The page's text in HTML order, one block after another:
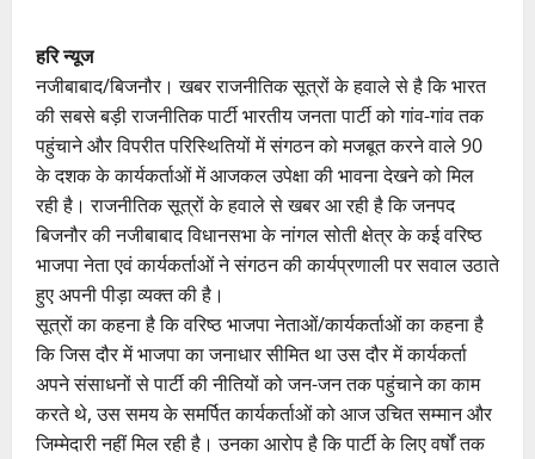
हरि न्यूज
नजीबाबाद/बिजनौर। खबर राजनीतिक सूत्रों के हवाले से है कि भारत
की सबसे बड़ी राजनीतिक पार्टी भारतीय जनता पार्टी को गांव-गांव तक
पहुंचाने और विपरीत परिस्थितियों में संगठन को मजबूत करने वाले 90
के दशक के कार्यकर्ताओं में आजकल उपेक्षा की भावना देखने को मिल
रही है। राजनीतिक सूत्रों के हवाले से खबर आ रही है कि जनपद
बिजनौर की नजीबाबाद विधानसभा के नांगल सोती क्षेत्र के कई वरिष्ठ
भाजपा नेता एवं कार्यकर्ताओं ने संगठन की कार्यप्रणाली पर सवाल उठाते
हुए अपनी पीड़ा व्यक्त की है।
सूत्रों का कहना है कि वरिष्ठ भाजपा नेताओं/कार्यकर्ताओं का कहना है
कि जिस दौर में भाजपा का जनाधार सीमित था उस दौर में कार्यकर्ता
अपने संसाधनों से पार्टी की नीतियों को जन-जन तक पहुंचाने का काम
करते थे, उस समय के समर्पित कार्यकर्ताओं को आज उचित सम्मान और
जिम्मेदारी नहीं मिल रही है। उनका आरोप है कि पार्टी के लिए वर्षों तक